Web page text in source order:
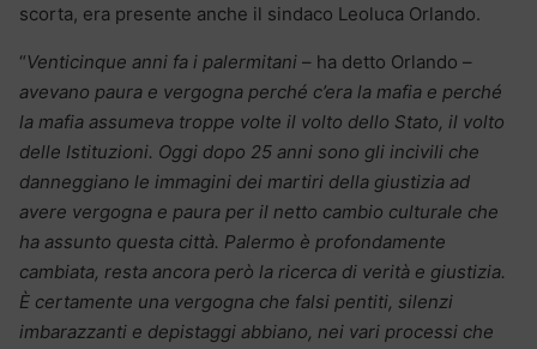
scorta, era presente anche il sindaco Leoluca Orlando.
“Venticinque anni fa i palermitani – ha detto Orlando –
avevano paura e vergogna perché c’era la mafia e perché
la mafia assumeva troppe volte il volto dello Stato, il volto
delle Istituzioni. Oggi dopo 25 anni sono gli incivili che
danneggiano le immagini dei martiri della giustizia ad
avere vergogna e paura per il netto cambio culturale che
ha assunto questa città. Palermo è profondamente
cambiata, resta ancora però la ricerca di verità e giustizia.
È certamente una vergogna che falsi pentiti, silenzi
imbarazzanti e depistaggi abbiano, nei vari processi che